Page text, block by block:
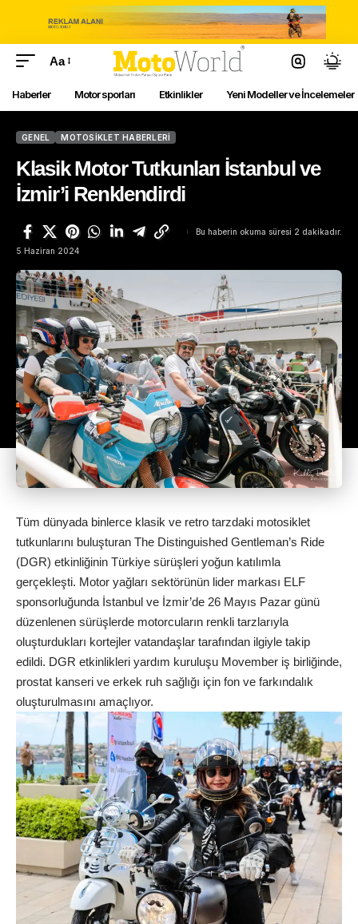
Aa
Haberler Motor sporları Etkinlikler Yeni Modeller ve İncelemeler
GENEL MOTOSIKLET HABERLERI
Klasik Motor Tutkunları İstanbul ve
İzmir’i Renklendirdi
5 Haziran 2024
Bu haberin okuma süresi 2 dakikadır.
Tüm dünyada binlerce klasik ve retro tarzdaki motosiklet
tutkunlarını buluşturan The Distinguished Gentleman’s Ride
(DGR) etkinliğinin Türkiye sürüşleri yoğun katılımla
gerçekleşti. Motor yağları sektörünün lider markası ELF
sponsorluğunda İstanbul ve İzmir’de 26 Mayıs Pazar günü
düzenlenen sürüşlerde motorcuların renkli tarzlarıyla
oluşturdukları kortejler vatandaşlar tarafından ilgiyle takip
edildi. DGR etkinlikleri yardım kuruluşu Movember iş birliğinde,
prostat kanseri ve erkek ruh sağlığı için fon ve farkındalık
oluşturulmasını amaçlıyor.